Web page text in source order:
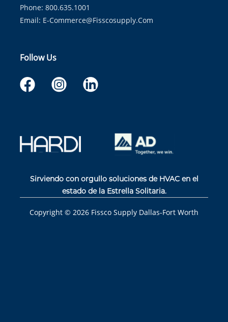
Phone: 800.635.1001
Email: E-Commerce@fisscosupply.com
Follow Us
Sirviendo con orgullo soluciones de HVAC en el
estado de la Estrella Solitaria.
Copyright © 2026 Fissco Supply Dallas-Fort Worth